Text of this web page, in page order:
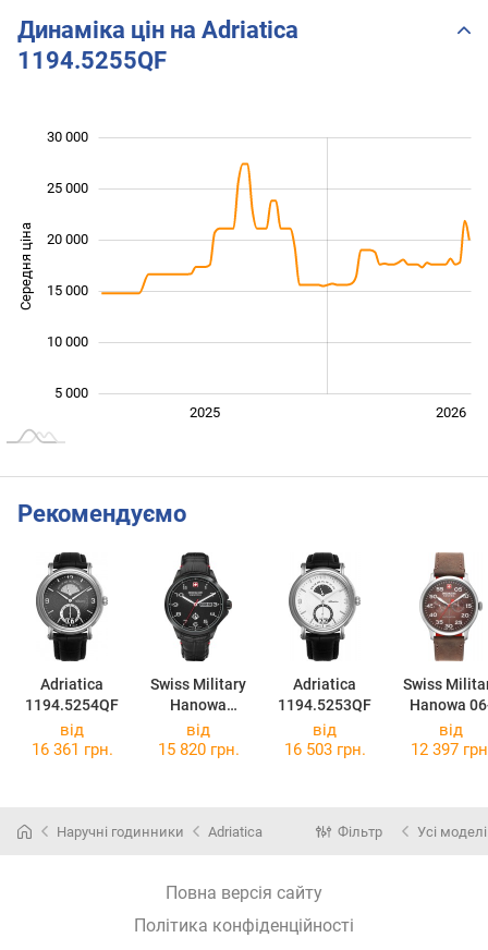
Динаміка цін на Adriatica
1194.5255QF
Середня ціна
5 000
10 000
15 000
20 000
25 000
30 000
2025 2026
Рекомендуємо
Adriatica
1194.5254QF
Swiss Military
Hanowa
SMWGB210033
0
Adriatica
1194.5253QF
Swiss
Hanowa
від
16 361 грн.
від
15 820 грн.
від
16 503 грн.
від
12 397
Наручні годинники Adriatica Фільтр Усі моделі
Повна версія сайту
Політика конфіденційності